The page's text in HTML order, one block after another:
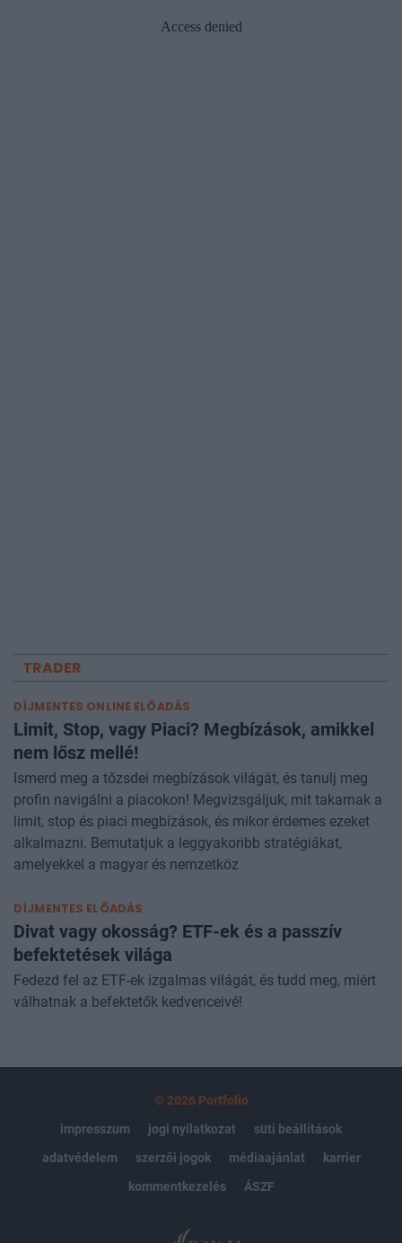
TRADER
DÍJMENTES ONLINE ELŐADÁS
Limit, Stop, vagy Piaci? Megbízások, amikkel
nem lősz mellé!
Ismerd meg a tőzsdei megbízások világát, és tanulj meg
profin navigálni a piacokon! Megvizsgáljuk, mit takarnak a
limit, stop és piaci megbízások, és mikor érdemes ezeket
alkalmazni. Bemutatjuk a leggyakoribb stratégiákat,
amelyekkel a magyar és nemzetköz
DÍJMENTES ELŐADÁS
Divat vagy okosság? ETF-ek és a passzív
befektetések világa
Fedezd fel az ETF-ek izgalmas világát, és tudd meg, miért
válhatnak a befektetők kedvenceivé!
© 2026 Portfolio
impresszum
jogi nyilatkozat
süti beállítások
adatvédelem
szerzői jogok médiaajánlat
karrier
kommentkezelés
ÁSZF